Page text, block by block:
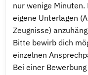
nur wenige
eigene Unterlagen
Zeugnisse)
Bitte bewirb dich
einzelnen
Bei einer